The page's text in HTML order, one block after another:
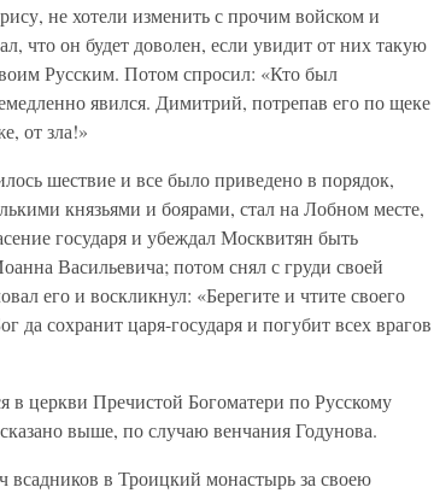
не хотели изменить с прочим войском и
что он будет доволен, если увидит от них такую
Русским. Потом спросил: «Кто был
явился. Димитрий, потрепав его по щеке
от зла!»
шествие и все было приведено в порядок,
князьями и боярами, стал на Лобном месте,
государя и убеждал Москвитян быть
Васильевича; потом снял с груди своей
его и воскликнул: «Берегите и чтите своего
да сохранит царя-государя и погубит всех врагов
церкви Пречистой Богоматери по Русскому
выше, по случаю венчания Годунова.
всадников в Троицкий монастырь за своею